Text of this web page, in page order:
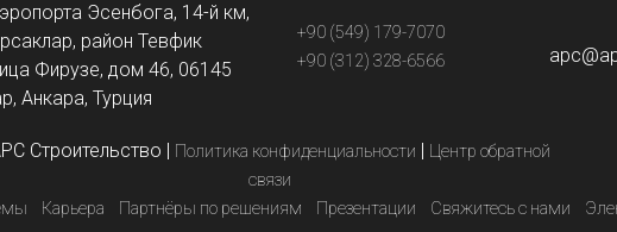
Эсенбога, 14-й км,
район Тевфик
Фирузе, дом 46, 06145
Анкара, Турция
+90 (549) 179-7070
+90 (312) 328-6566
Строительство | Политика конфиденциальности | Центр обратной
связи
Карьера Партнёры по решениям Презентации Свяжитесь с нами